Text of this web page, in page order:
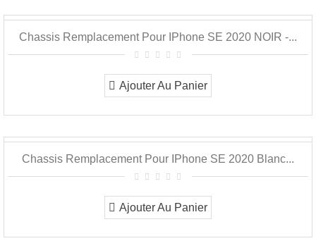
Chassis Remplacement Pour IPhone SE 2020 NOIR -...
Ajouter Au Panier
Chassis Remplacement Pour IPhone SE 2020 Blanc...
Ajouter Au Panier